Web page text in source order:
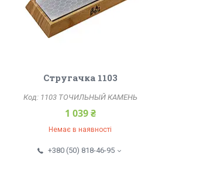
Стругачка 1103
1103 ТОЧИЛЬНЫЙ КАМЕНЬ
1 039 ₴
Немає в наявності
+380 (50) 818-46-95